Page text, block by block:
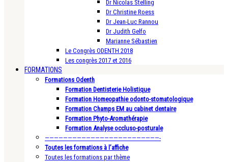
Dr Nicolas Stelling
Dr Christine Roess
Dr Jean-Luc Rannou
Dr Judith Gelfo
Marianne Sébastien
Le Congrès ODENTH 2018
Les congrès 2017 et 2016
FORMATIONS
Formations Odenth
Formation Dentisterie Holistique
Formation Homeopathie odonto-stomatologique
Formation Champs EM au cabinet dentaire
Formation Phyto-Aromathérapie
Formation Analyse occluso-posturale
—————————————————————————-
Toutes les formations à l’affiche
Toutes les formations par thème